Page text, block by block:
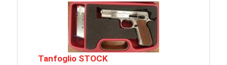
Tanfoglio STOCK